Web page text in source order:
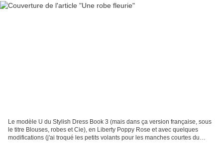
Le modèle U du Stylish Dress Book 3 (mais dans ça version française, sous
le titre Blouses, robes et Cie), en Liberty Poppy Rose et avec quelques
modifications (j'ai troqué les petits volants pour les manches courtes du